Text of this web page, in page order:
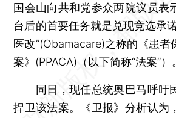
国会山向共和党参众两院议员表
台后的首要任务就是兑现竞选承
医改”(Obamacare)之称的《患者
案》(PPACA)（以下简称“法案”）。
同日，现任总统奥巴马呼吁
捍卫该法案。《卫报》分析认为